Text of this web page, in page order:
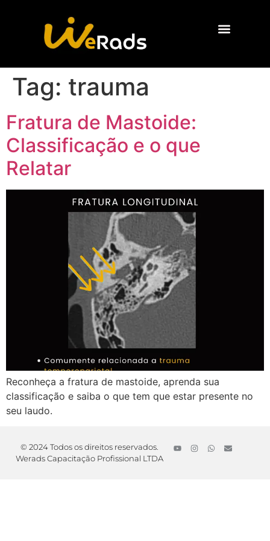
Tag: trauma
Fratura de Mastoide:
Classificação e o que
Relatar
Reconheça a fratura de mastoide, aprenda sua
classificação e saiba o que tem que estar presente no
seu laudo.
© 2024 Todos os direitos reservados.
Werads Capacitação Profissional LTDA